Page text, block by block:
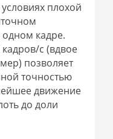
плохой
одном кадре.
с (вдвое
позволяет
точностью
движение
до доли